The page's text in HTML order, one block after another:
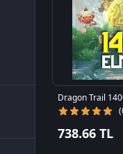
Dragon Trail
738.66 TL